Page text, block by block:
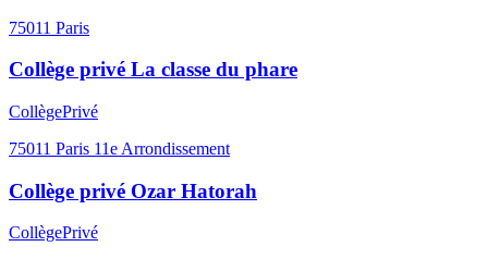
75011 Paris
Collège privé La classe du phare
CollègePrivé
75011 Paris 11e Arrondissement
Collège privé Ozar Hatorah
CollègePrivé